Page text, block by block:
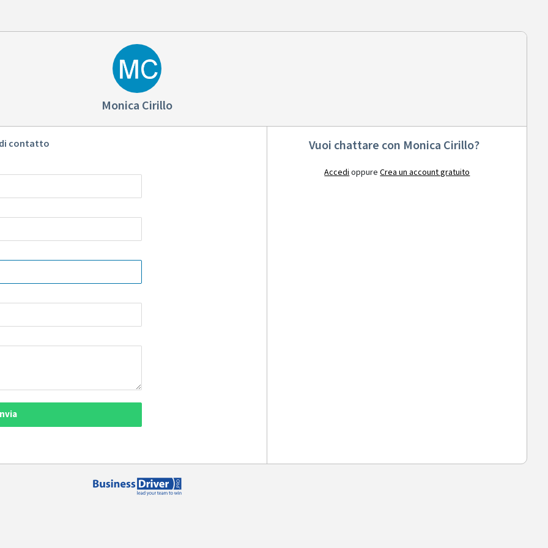
Monica Cirillo
contatto Vuoi chattare con Monica Cirillo?
Accedi oppureCrea un account gratuito